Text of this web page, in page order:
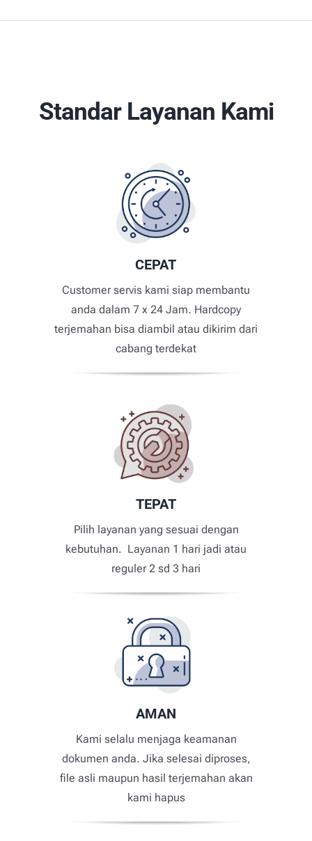
Standar Layanan Kami
CEPAT
Customer servis kami siap membantu
anda dalam 7 x 24 Jam. Hardcopy
terjemahan bisa diambil atau dikirim dari
cabang terdekat
TEPAT
Pilih layanan yang sesuai dengan
kebutuhan. Layanan 1 hari jadi atau
reguler 2 sd 3 hari
AMAN
Kami selalu menjaga keamanan
dokumen anda. Jika selesai diproses,
file asli maupun hasil terjemahan akan
kami hapus